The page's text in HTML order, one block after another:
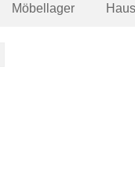
Möbellager